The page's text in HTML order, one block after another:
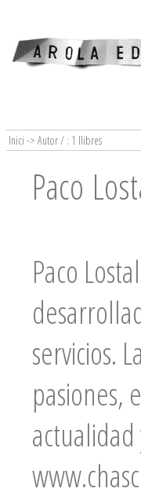
Inici -> Autor / : 1 llibres
Paco
Paco
servicios.
pasiones,
actualidad